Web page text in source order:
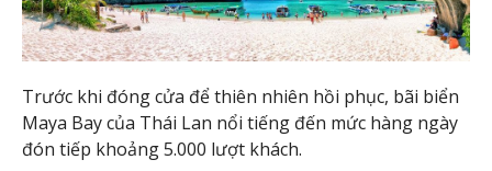
Trước khi đóng cửa để thiên nhiên hồi phục, bãi biển
Maya Bay của Thái Lan nổi tiếng đến mức hàng ngày
đón tiếp khoảng 5.000 lượt khách.